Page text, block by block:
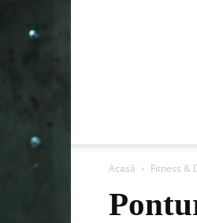
Acasă Fitness &